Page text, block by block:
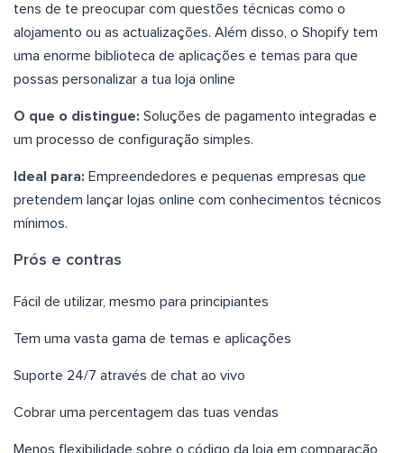
tens de te preocupar com questões técnicas como o
alojamento ou as actualizações. Além disso, o Shopify tem
uma enorme biblioteca de aplicações e temas para que
possas personalizar a tua loja online
O que o distingue: Soluções de pagamento integradas e
um processo de configuração simples.
Ideal para: Empreendedores e pequenas empresas que
pretendem lançar lojas online com conhecimentos técnicos
mínimos.
Prós e contras
Fácil de utilizar, mesmo para principiantes
Tem uma vasta gama de temas e aplicações
Suporte 24/7 através de chat ao vivo
Cobrar uma percentagem das tuas vendas
Menos flexibilidade sobre o código da loja em comparação